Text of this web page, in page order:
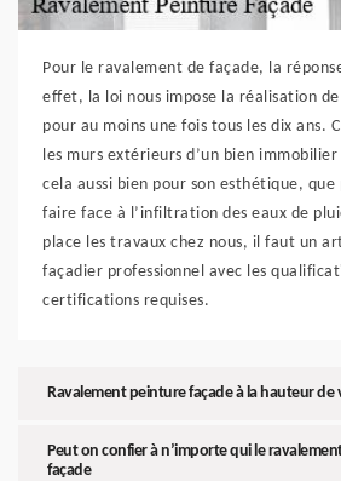
Pour le ravalement de façade, la
effet, la loi nous impose la réalisation
pour au moins une fois tous les dix ans.
les murs extérieurs d’un bien
cela aussi bien pour son esthétique, que
faire face à l’infiltration des eaux de
place les travaux chez nous, il faut un
façadier professionnel avec les
certifications requises.
Ravalement peinture façade à la hauteur de
Peut on confier à n’importe qui le
façade